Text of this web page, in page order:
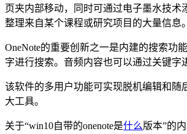
页夹内部移动，同时可通过电子墨水技术
整理来自某个课程或研究项目的大量信息。
OneNote的重要创新之一是内建的搜索功
字进行搜索。音频内容也可以通过关键字
该软件的多用户功能可实现脱机编辑和随
大工具。
关于“win10自带的onenote是什么版本”的